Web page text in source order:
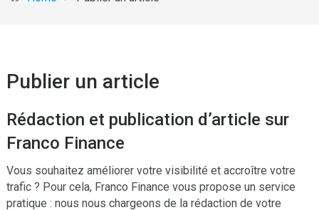
Publier un article
Rédaction et publication d’article sur
Franco Finance
Vous souhaitez améliorer votre visibilité et accroître votre
trafic ? Pour cela, Franco Finance vous propose un service
pratique : nous nous chargeons de la rédaction de votre